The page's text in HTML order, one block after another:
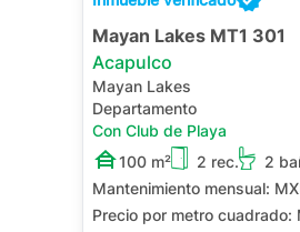
Mayan Lakes MT1 301
Acapulco
Mayan Lakes
Departamento
Con Club de Playa
100 m²
2 rec. 2
Mantenimiento mensual:
Precio por metro cuadrado: